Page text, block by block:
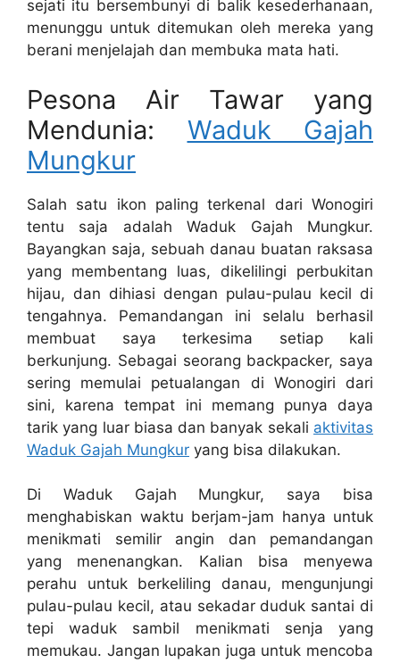
sejati itu bersembunyi di balik kesederhanaan,
menunggu untuk ditemukan oleh mereka yang
berani menjelajah dan membuka mata hati.
Pesona Air Tawar yang
Mendunia: Waduk Gajah
Mungkur
Salah satu ikon paling terkenal dari Wonogiri
tentu saja adalah Waduk Gajah Mungkur.
Bayangkan saja, sebuah danau buatan raksasa
yang membentang luas, dikelilingi perbukitan
hijau, dan dihiasi dengan pulau-pulau kecil di
tengahnya. Pemandangan ini selalu berhasil
membuat saya terkesima setiap kali
berkunjung. Sebagai seorang backpacker, saya
sering memulai petualangan di Wonogiri dari
sini, karena tempat ini memang punya daya
tarik yang luar biasa dan banyak sekali aktivitas
Waduk Gajah Mungkur yang bisa dilakukan.
Di Waduk Gajah Mungkur, saya bisa
menghabiskan waktu berjam-jam hanya untuk
menikmati semilir angin dan pemandangan
yang menenangkan. Kalian bisa menyewa
perahu untuk berkeliling danau, mengunjungi
pulau-pulau kecil, atau sekadar duduk santai di
tepi waduk sambil menikmati senja yang
memukau. Jangan lupakan juga untuk mencoba